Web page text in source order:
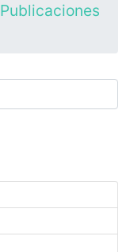
Publicaciones